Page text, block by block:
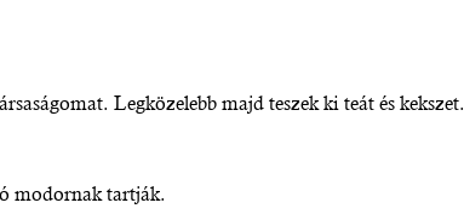
Legközelebb majd teszek ki teát és kekszet.
modornak tartják.